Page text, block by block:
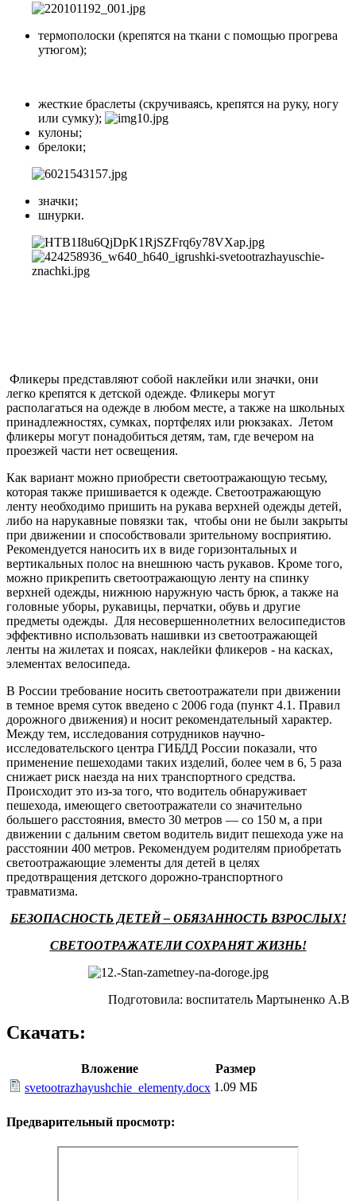
термополоски (крепятся на ткани с помощью прогрева
утюгом);
жесткие браслеты (скручиваясь, крепятся на руку, ногу
или сумку);
кулоны;
брелоки;
значки;
шнурки.
Фликеры представляют собой наклейки или значки, они
легко крепятся к детской одежде. Фликеры могут
располагаться на одежде в любом месте, а также на школьных
принадлежностях, сумках, портфелях или рюкзаках. Летом
фликеры могут понадобиться детям, там, где вечером на
проезжей части нет освещения.
Как вариант можно приобрести светоотражающую тесьму,
которая также пришивается к одежде. Светоотражающую
ленту необходимо пришить на рукава верхней одежды детей,
либо на нарукавные повязки так, чтобы они не были закрыты
при движении и способствовали зрительному восприятию.
Рекомендуется наносить их в виде горизонтальных и
вертикальных полос на внешнюю часть рукавов. Кроме того,
можно прикрепить светоотражающую ленту на спинку
верхней одежды, нижнюю наружную часть брюк, а также на
головные уборы, рукавицы, перчатки, обувь и другие
предметы одежды. Для несовершеннолетних велосипедистов
эффективно использовать нашивки из светоотражающей
ленты на жилетах и поясах, наклейки фликеров - на касках,
элементах велосипеда.
В России требование носить светоотражатели при движении
в темное время суток введено с 2006 года (пункт 4.1. Правил
дорожного движения) и носит рекомендательный характер.
Между тем, исследования сотрудников научно-
исследовательского центра ГИБДД России показали, что
применение пешеходами таких изделий, более чем в 6, 5 раза
снижает риск наезда на них транспортного средства.
Происходит это из-за того, что водитель обнаруживает
пешехода, имеющего светоотражатели со значительно
большего расстояния, вместо 30 метров — со 150 м, а при
движении с дальним светом водитель видит пешехода уже на
расстоянии 400 метров. Рекомендуем родителям приобретать
светоотражающие элементы для детей в целях
предотвращения детского дорожно-транспортного
травматизма.
БЕЗОПАСНОСТЬ ДЕТЕЙ– ОБЯЗАННОСТЬ ВЗРОСЛЫХ!
СВЕТООТРАЖАТЕЛИ СОХРАНЯТ ЖИЗНЬ!
Подготовила: воспитатель Мартыненко А.В
Скачать:
Вложение
Размер
svetootrazhayushchie_elementy.docx 1.09 МБ
Предварительный просмотр: